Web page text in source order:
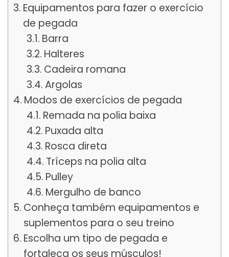
Equipamentos para fazer o exercício
de pegada
Barra
Halteres
Cadeira romana
Argolas
Modos de exercícios de pegada
Remada na polia baixa
Puxada alta
Rosca direta
Tríceps na polia alta
Pulley
Mergulho de banco
Conheça também equipamentos e
suplementos para o seu treino
Escolha um tipo de pegada e
fortaleça os seus músculos!